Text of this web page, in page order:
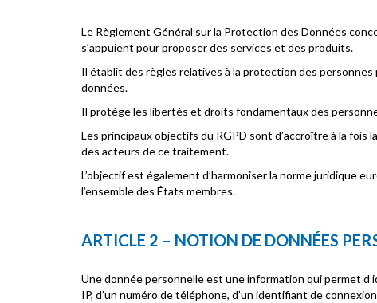
Le Règlement Général sur la Protection des Données
s’appuient pour proposer des services et des produits.
Il établit des règles relatives à la protection des
données.
Il protège les libertés et droits fondamentaux des
Les principaux objectifs du RGPD sont d’accroître à la
des acteurs de ce traitement.
L’objectif est également d’harmoniser la norme juridique
l’ensemble des États membres.
ARTICLE 2 – NOTION DE DONNÉES
Une donnée personnelle est une information qui permet
IP, d’un numéro de téléphone, d’un identifiant de